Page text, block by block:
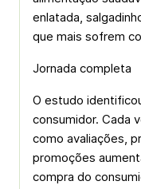
enlatada,
que mais sofrem
Jornada completa
O estudo
consumidor. Cada
como avaliações,
promoções
compra do